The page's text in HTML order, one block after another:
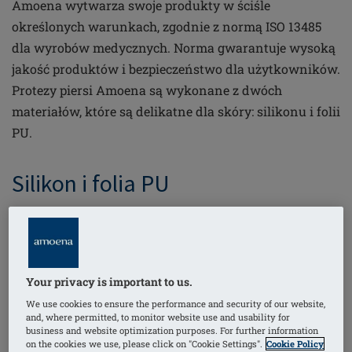
Amoena wytwarza swoje produkty w ściśle
określonych warunkach, zgodnie z normą ISO 13485
dla wyrobów medycznych. Norma gwarantuje wysoką
jakość produktów i bezpieczeństwo dla użytkowników.
Protezy piersi Amoena są wykonane z dwóch
materiałów, które są delikatne dla skóry: silikonu i folii
PU.
Silikon i folia PU
Silikon jest produkowany syntetycznie z naturalnych
surowców – piasku i węgla. Ma różne zalety: jest
przyjazny dla skóry, miękki, hydrofobowy i wysoce
odporny na działanie chemikaliów i ciepła. Oznacza to
m.in. że protezy piersi szybko dostosowują się do
temperatury ciała. Amoena opracowuje i formułuje
Your privacy is important to us.
We use cookies to ensure the performance and security of our website,
and, where permitted, to monitor website use and usability for
business and website optimization purposes. For further information
on the cookies we use, please click on "Cookie Settings". Cookie Policy